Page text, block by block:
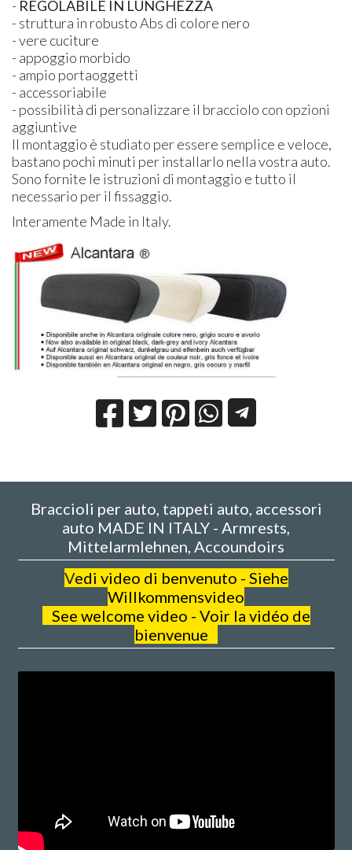
- REGOLABILE IN LUNGHEZZA
- struttura in robusto Abs di colore nero
- vere cuciture
- appoggio morbido
- ampio portaoggetti
- accessoriabile
- possibilità di personalizzare il bracciolo con opzioni
aggiuntive
Il montaggio è studiato per essere semplice e veloce,
bastano pochi minuti per installarlo nella vostra auto.
Sono fornite le istruzioni di montaggio e tutto il
necessario per il fissaggio.
Interamente Made in Italy.
Braccioli per auto, tappeti auto, accessori
auto MADE IN ITALY - Armrests,
Mittelarmlehnen, Accoundoirs
Vedi video di benvenuto - Siehe
Willkommensvideo
See welcome video - Voir la vidéo de
bienvenue